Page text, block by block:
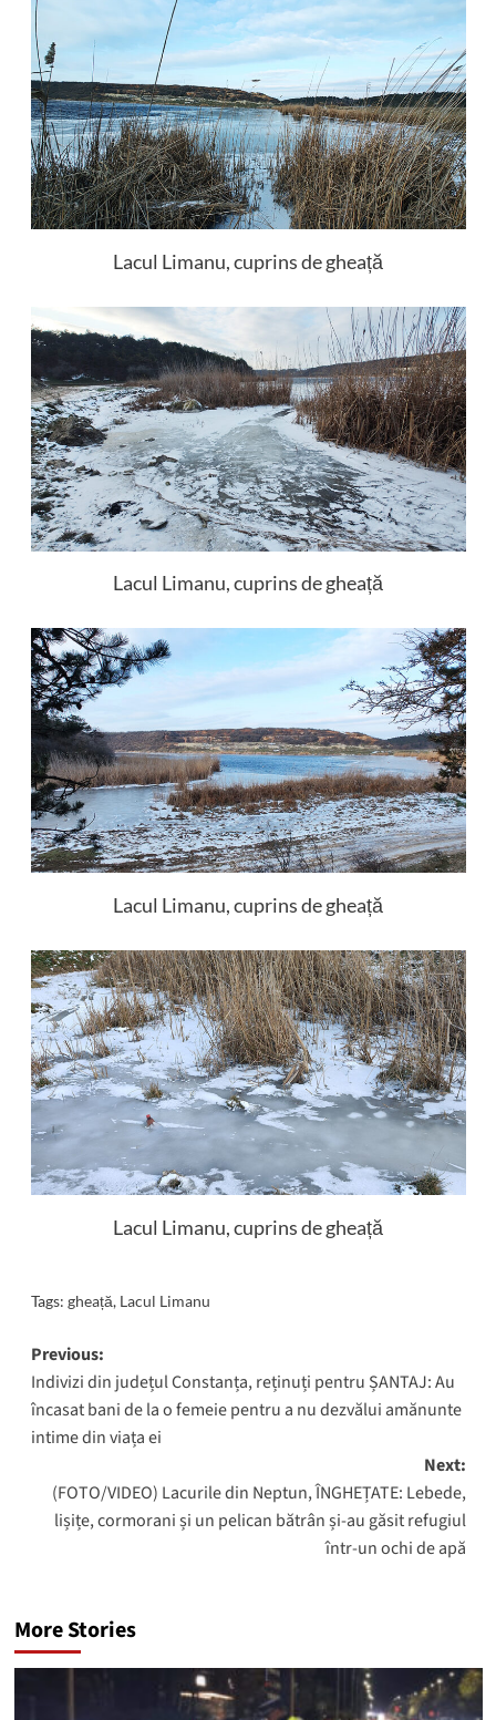
Lacul Limanu, cuprins de gheață
Lacul Limanu, cuprins de gheață
Lacul Limanu, cuprins de gheață
Lacul Limanu, cuprins de gheață
Tags: gheață, Lacul Limanu
Post
navigation
Previous:
Indivizi din județul Constanța, reținuți pentru ȘANTAJ: Au
încasat bani de la o femeie pentru a nu dezvălui amănunte
intime din viața ei
Next:
(FOTO/VIDEO) Lacurile din Neptun, ÎNGHEȚATE: Lebede,
lișițe, cormorani și un pelican bătrân și-au găsit refugiul
într-un ochi de apă
More Stories